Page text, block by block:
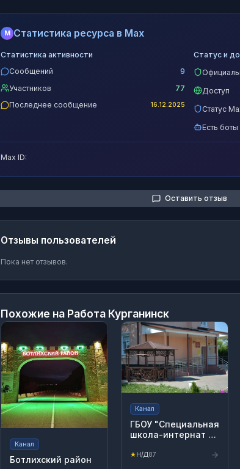
M Статистика ресурса в Max
Статистика активности
Сообщений
9
Участников
77
Последнее сообщение
16.12.2025
Статус и
Доступ
Статус
Есть боты
Max ID:
Оставить отзыв
Отзывы пользователей
Пока нет отзывов.
Похожие на Работа Курганинск
Канал
Ботлихский район
Канал
ГБОУ "Специальная
школа-интернат с.
★Н/Д87